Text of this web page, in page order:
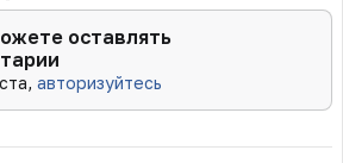
оставлять
авторизуйтесь